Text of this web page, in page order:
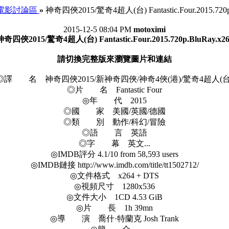
影討論區 » 神奇四俠2015/驚奇4超人(台)
2015-12-5 08:04 PM motoximi
奇四俠2015/驚奇4超人(台)
請切換完整版來瀏覽圖片和連結
名 神奇四俠2015/新神奇四俠/神奇4俠(港)/驚奇4超人(
◎片 名 Fantastic Four
◎年 代 2015
◎國 家 美國/英國/德國
◎類 別 動作/科幻/冒險
◎語 言 英語
◎字 幕 英文...
◎IMDB評分 4.1/10 from 58,593 users
◎IMDB鏈接 http://www.imdb.com/title/tt1502712/
◎文件格式 x264 + DTS
◎視頻尺寸 1280x536
◎文件大小 1CD 4.53 GiB
◎片 長 1h 39mn
◎導 演 喬什·特蘭克 Josh Trank